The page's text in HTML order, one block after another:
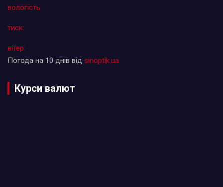
вологість:
тиск:
вітер:
Погода на 10 днів від sinoptik.ua
Курси валют